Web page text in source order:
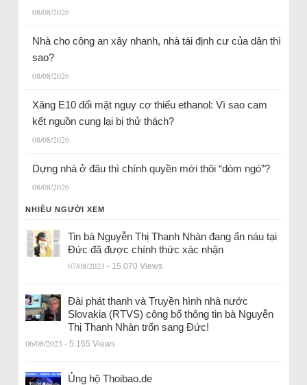
08/08/2026
Nhà cho công an xây nhanh, nhà tái định cư của dân thì
sao?
08/08/2026
Xăng E10 đối mặt nguy cơ thiếu ethanol: Vì sao cam
kết nguồn cung lại bị thử thách?
08/08/2026
Dựng nhà ở đâu thì chính quyền mới thôi “dòm ngó”?
08/08/2026
NHIỀU NGƯỜI XEM
Tin bà Nguyễn Thị Thanh Nhàn đang ẩn náu tại
Đức đã được chính thức xác nhận
07/08/2023 - 15.070 Views
Đài phát thanh và Truyền hình nhà nước
Slovakia (RTVS) công bố thông tin bà Nguyễn
Thị Thanh Nhàn trốn sang Đức!
06/08/2023 - 5.165 Views
Ủng hộ Thoibao.de